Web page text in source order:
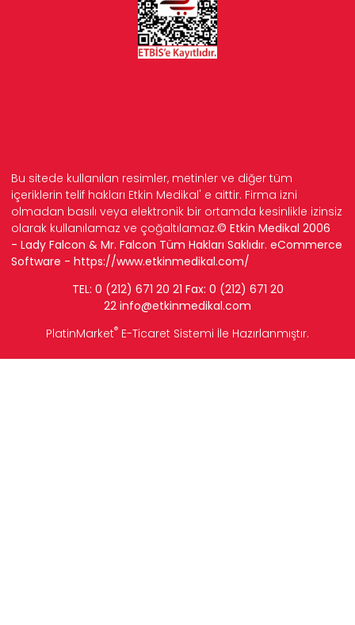
Bu sitede kullanılan resimler, metinler ve diğer tüm
içeriklerin telif hakları Etkin Medikal' e aittir. Firma izni
olmadan basılı veya elektronik bir ortamda kesinlikle izinsiz
olarak kullanılamaz ve çoğaltılamaz.© Etkin Medikal 2006
- Lady Falcon & Mr. Falcon Tüm Hakları Saklıdır. eCommerce
Software - https://www.etkinmedikal.com/
TEL: 0 (212) 671 20 21 Fax: 0 (212) 671 20
22 info@etkinmedikal.com
PlatinMarket® E-Ticaret Sistemi İle Hazırlanmıştır.